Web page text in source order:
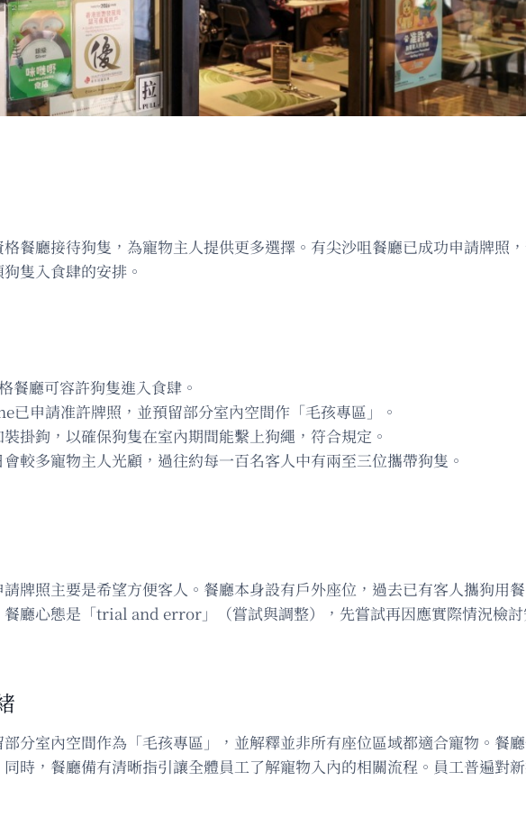
餐廳接待狗隻，為寵物主人提供更多選擇。有尖沙咀餐廳已成功申請牌照
隻入食肆的安排。
餐廳可容許狗隻進入食肆。
已申請准許牌照，並預留部分室內空間作「毛孩專區」。
掛鉤，以確保狗隻在室內期間能繫上狗繩，符合規定。
較多寵物主人光顧，過往約每一百名客人中有兩至三位攜帶狗隻。
牌照主要是希望方便客人。餐廳本身設有戶外座位，過去已有客人攜狗用
廳心態是「trial and error」（嘗試與調整），先嘗試再因應實際情況檢
分室內空間作為「毛孩專區」，並解釋並非所有座位區域都適合寵物。餐
同時，餐廳備有清晰指引讓全體員工了解寵物入內的相關流程。員工普遍對